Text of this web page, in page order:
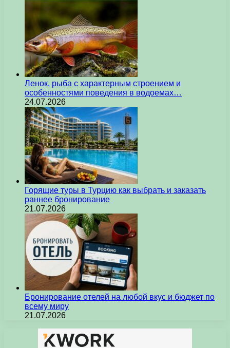
Ленок, рыба с характерным строением и
особенностями поведения в водоемах…
24.07.2026
Горящие туры в Турцию как выбрать и заказать
раннее бронирование
21.07.2026
Бронирование отелей на любой вкус и бюджет по
всему миру
21.07.2026